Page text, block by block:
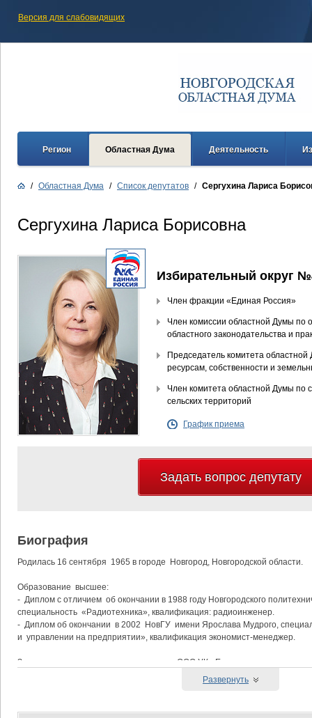
Версия для слабовидящих
Регион Областная Дума Деятельность
/ Областная Дума / Список депутатов / Сергухина Лариса
Сергухина Лариса Борисовна
Избирательный округ
Член фракции «Единая Россия»
Член комиссии областной Думы по
областного законодательства и
Председатель комитета
ресурсам, собственности и
Член комитета областной Думы по
сельских территорий
График приема
Задать вопрос депутату
Биография
Родилась 16 сентября 1965 в городе Новгород, Новгородской области.
Образование высшее:
- Диплом с отличием об окончании в 1988 году Новгородского
специальность «Радиотехника», квалификация: радиоинженер.
- Диплом об окончании в 2002 НовГУ имени Ярослава Мудрого,
и управлении на предприятии», квалификация экономист-менеджер.
Заместитель генерального директора ООО УК «Еврохимсервис».
- знаком «1150-летие зарождения Российской государственности»,
Развернуть